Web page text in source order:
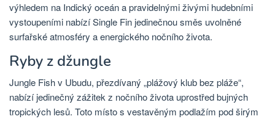
výhledem na Indický oceán a pravidelnými živými hudebními
vystoupeními nabízí Single Fin jedinečnou směs uvolněné
surfařské atmosféry a energického nočního života.
Ryby z džungle
Jungle Fish v Ubudu, přezdívaný „plážový klub bez pláže“,
nabízí jedinečný zážitek z nočního života uprostřed bujných
tropických lesů. Toto místo s vestavěným podlažím pod širým